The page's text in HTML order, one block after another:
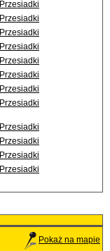
Przesiadki
Przesiadki
Przesiadki
Przesiadki
Przesiadki
Przesiadki
Przesiadki
Przesiadki
Przesiadki
Przesiadki
Przesiadki
Przesiadki
Pokaż na mapie